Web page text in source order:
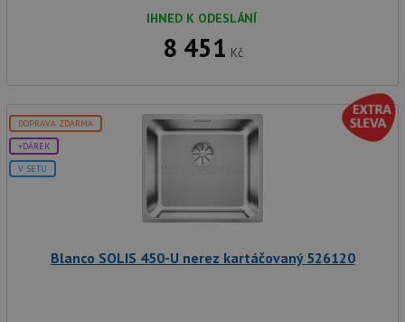
IHNED K ODESLÁNÍ
8 451 Kč
DOPRAVA ZDARMA
+DÁREK
V SETU
Blanco SOLIS 450-U nerez kartáčovaný 526120